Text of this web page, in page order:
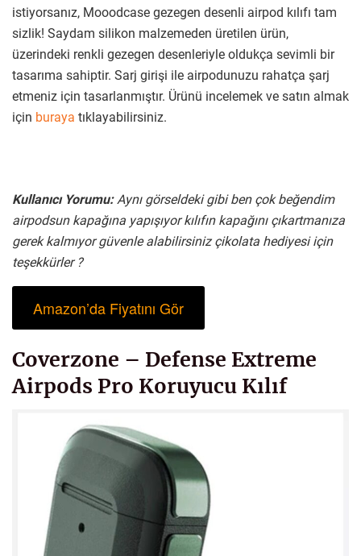
istiyorsanız, Mooodcase gezegen desenli airpod kılıfı tam
sizlik! Saydam silikon malzemeden üretilen ürün,
üzerindeki renkli gezegen desenleriyle oldukça sevimli bir
tasarıma sahiptir. Sarj girişi ile airpodunuzu rahatça şarj
etmeniz için tasarlanmıştır. Ürünü incelemek ve satın almak
için buraya tıklayabilirsiniz.
Kullanıcı Yorumu: Aynı görseldeki gibi ben çok beğendim
airpodsun kapağına yapışıyor kılıfın kapağını çıkartmanıza
gerek kalmıyor güvenle alabilirsiniz çikolata hediyesi için
teşekkürler ?
Amazon’da Fiyatını Gör
Coverzone – Defense Extreme
Airpods Pro Koruyucu Kılıf